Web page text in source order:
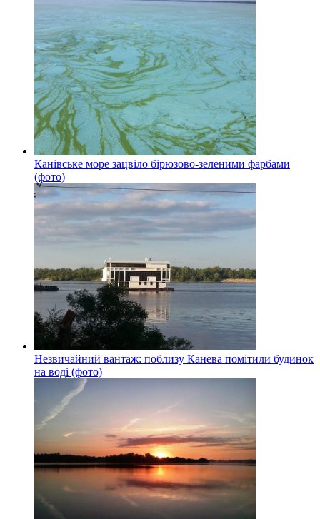
Канівське море зацвіло бірюзово-зеленими фарбами
(фото)
Незвичайний вантаж: поблизу Канева помітили будинок
на воді (фото)